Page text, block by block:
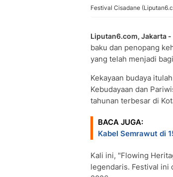
Festival Cisadane
Liputan6.com, Jakarta -
baku dan penopang
yang telah menjadi
Kekayaan budaya
Kebudayaan dan
tahunan terbesar di
BACA JUGA:
Kabel Semrawut di
Kali ini, "Flowing
legendaris. Festival ini